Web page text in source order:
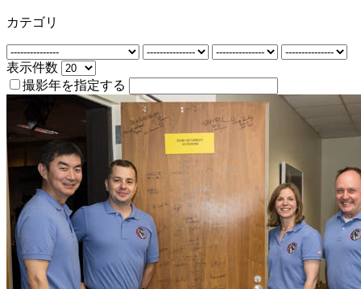
カテゴリ
表示件数
撮影年を指定する